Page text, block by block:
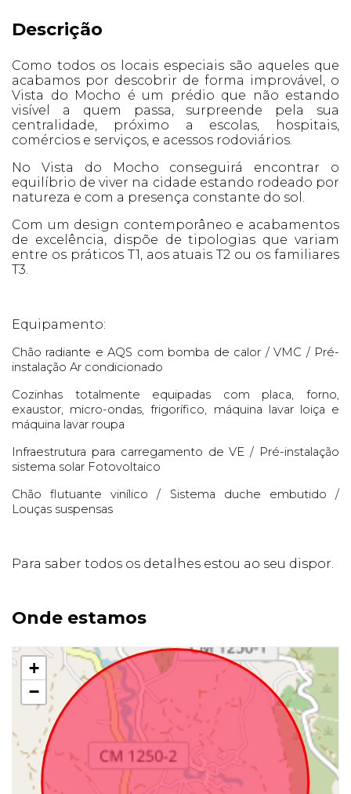
Descrição
Como todos os locais especiais são aqueles que
acabamos por descobrir de forma improvável, o
Vista do Mocho é um prédio que não estando
visível a quem passa, surpreende pela sua
centralidade, próximo a escolas, hospitais,
comércios e serviços, e acessos rodoviários.
No Vista do Mocho conseguirá encontrar o
equilíbrio de viver na cidade estando rodeado por
natureza e com a presença constante do sol.
Com um design contemporâneo e acabamentos
de excelência, dispõe de tipologias que variam
entre os práticos T1, aos atuais T2 ou os familiares
T3.
Equipamento:
Chão radiante e AQS com bomba de calor / VMC / Pré-
instalação Ar condicionado
Cozinhas totalmente equipadas com placa, forno,
exaustor, micro-ondas, frigorífico, máquina lavar loiça e
máquina lavar roupa
Infraestrutura para carregamento de VE / Pré-instalação
sistema solar Fotovoltaico
Chão flutuante vinílico / Sistema duche embutido /
Louças suspensas
Para saber todos os detalhes estou ao seu dispor.
Onde estamos
+
−